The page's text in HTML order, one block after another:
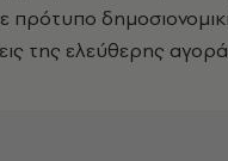
πρότυπο
της ελεύθερης